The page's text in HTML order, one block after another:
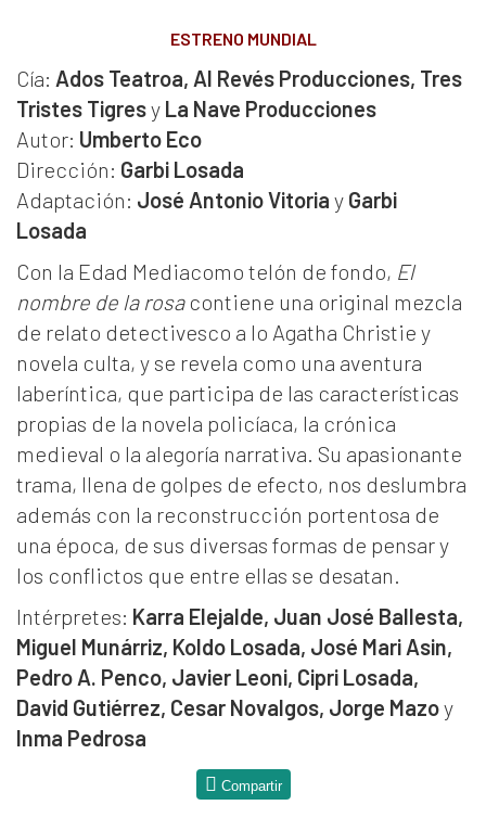
ESTRENO MUNDIAL
Cía: Ados Teatroa, Al Revés Producciones, Tres
Tristes Tigresy La Nave Producciones
Autor: Umberto Eco
Dirección: Garbi Losada
Adaptación: José Antonio Vitoria y Garbi
Losada
Con la Edad Mediacomo telón de fondo, El
nombre de la rosa contiene una original mezcla
de relato detectivesco a lo Agatha Christie y
novela culta, y se revela como una aventura
laberíntica, que participa de las características
propias de la novela policíaca, la crónica
medieval o la alegoría narrativa. Su apasionante
trama, llena de golpes de efecto, nos deslumbra
además con la reconstrucción portentosa de
una época, de sus diversas formas de pensar y
los conflictos que entre ellas se desatan.
Intérpretes: Karra Elejalde, Juan José Ballesta,
Miguel Munárriz, Koldo Losada, José Mari Asin,
Pedro A. Penco, Javier Leoni, Cipri Losada,
David Gutiérrez, Cesar Novalgos, Jorge Mazoy
Inma Pedrosa
Compartir